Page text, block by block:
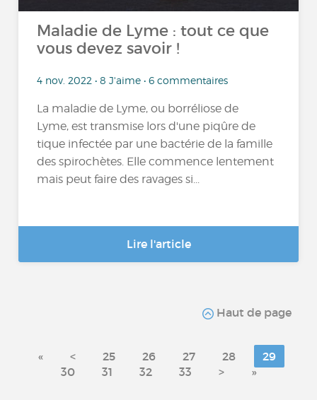
Maladie de Lyme : tout ce que
vous devez savoir !
4 nov. 2022 • 8 J'aime • 6 commentaires
La maladie de Lyme, ou borréliose de
Lyme, est transmise lors d'une piqûre de
tique infectée par une bactérie de la famille
des spirochètes. Elle commence lentement
mais peut faire des ravages si...
Lire l'article
Haut de page
« < 25 26 27 28
29
30
31 32 33 > »